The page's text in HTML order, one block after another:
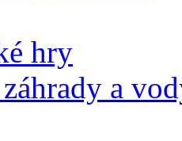
hry
a